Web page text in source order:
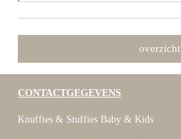
overzicht
CONTACTGEGEVENS
Knuffies & Stuffies Baby & Kids